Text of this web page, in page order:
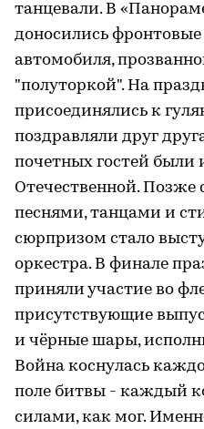
танцевали. В
доносились фронтовые
автомобиля,
"полуторкой". На
присоединялись к
поздравляли друг
почетных гостей были
Отечественной. Позже
песнями, танцами и
сюрпризом стало
оркестра. В финале
приняли участие во
присутствующие
и чёрные шары,
Война коснулась
поле битвы - каждый
силами, как мог.